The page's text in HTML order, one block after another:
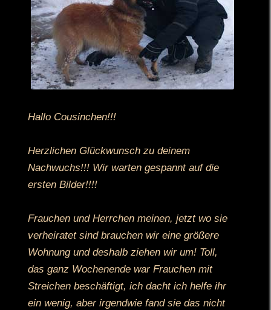
Hallo Cousinchen!!!
Herzlichen Glückwunsch zu deinem
Nachwuchs!!! Wir warten gespannt auf die
ersten Bilder!!!!
Frauchen und Herrchen meinen, jetzt wo sie
verheiratet sind brauchen wir eine größere
Wohnung und deshalb ziehen wir um! Toll,
das ganz Wochenende war Frauchen mit
Streichen beschäftigt, ich dacht ich helfe ihr
ein wenig, aber irgendwie fand sie das nicht